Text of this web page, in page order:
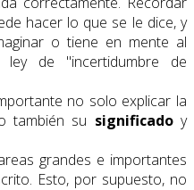
hacer lo que se le dice, y
o tiene en mente al
de "incertidumbre de
no solo explicar la
también su significadoy
grandes e importantes
Esto, por supuesto, no